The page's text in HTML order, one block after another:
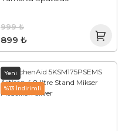
899 ₺
999 ₺
Yeni
%13 İndirimli